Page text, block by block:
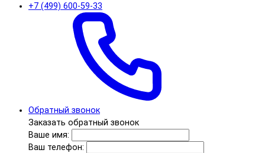
+7 (499) 600-59-33
Обратный звонок
Заказать обратный звонок
Ваше имя:
Ваш телефон: